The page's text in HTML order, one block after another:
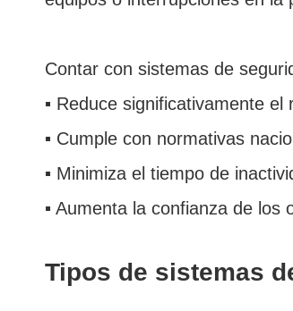
Contar con sistemas de
▪ Reduce significativamente el
▪ Cumple con normativas
▪ Minimiza el tiempo de
▪ Aumenta la confianza de los
Tipos de sistemas